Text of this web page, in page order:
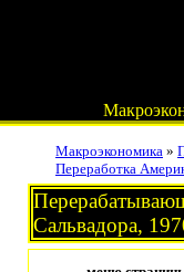
Макроэкономика »
Переработка
Сальвадора,